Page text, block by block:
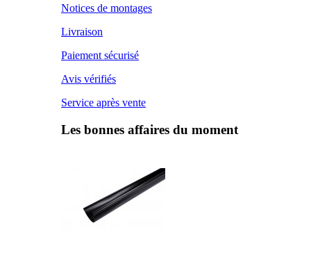
Notices de montages
Livraison
Paiement sécurisé
Avis vérifiés
Service après vente
Les bonnes affaires du moment